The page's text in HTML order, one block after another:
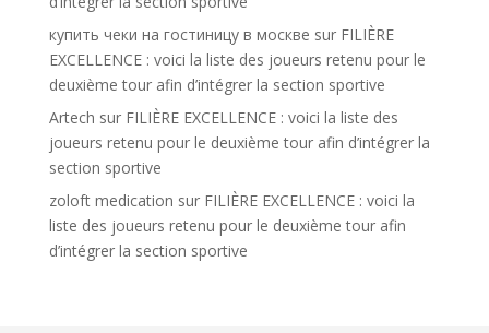
купить чеки на гостиницу в москве sur FILIÈRE
EXCELLENCE : voici la liste des joueurs retenu pour le
deuxième tour afin d’intégrer la section sportive
Artech sur FILIÈRE EXCELLENCE : voici la liste des
joueurs retenu pour le deuxième tour afin d’intégrer la
section sportive
zoloft medication sur FILIÈRE EXCELLENCE : voici la
liste des joueurs retenu pour le deuxième tour afin
d’intégrer la section sportive